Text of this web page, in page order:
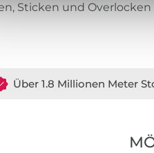
Sticken und Overlocken
Über 1.8 Millionen Meter